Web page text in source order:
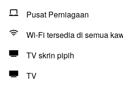
Pusat Perniagaan
Wi-Fi tersedia di semua
TV skrin pipih
TV